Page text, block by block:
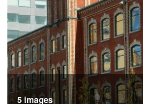
5 images